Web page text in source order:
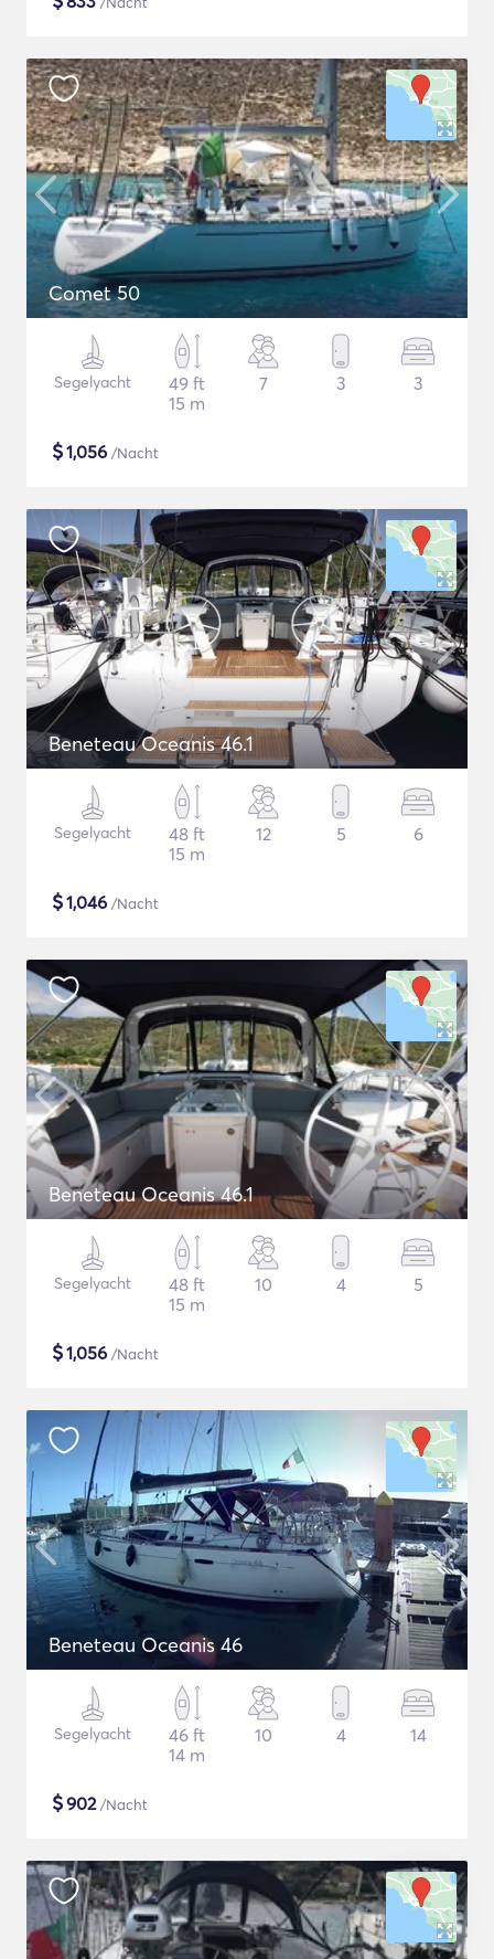
Comet 50
Segelyacht
49 ft
15 m
7 3 3
$1,056 /Nacht
Beneteau Oceanis 46.1
Segelyacht
48 ft
15 m
12 5 6
$1,046 /Nacht
Beneteau Oceanis 46.1
Segelyacht
48 ft
15 m
10 4 5
$1,056 /Nacht
Beneteau Oceanis 46
Segelyacht
46 ft
14 m
10 4 14
$902/Nacht